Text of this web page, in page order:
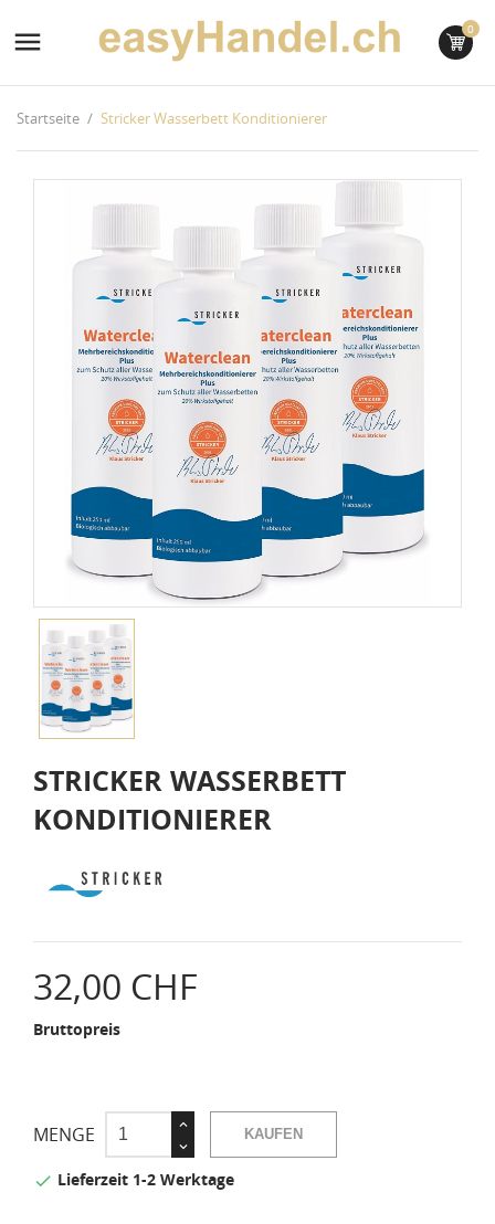
 0
Startseite Stricker Wasserbett Konditionierer
STRICKER WASSERBETT
KONDITIONIERER
32,00 CHF
Bruttopreis
MENGE KAUFEN
 Lieferzeit 1-2 Werktage